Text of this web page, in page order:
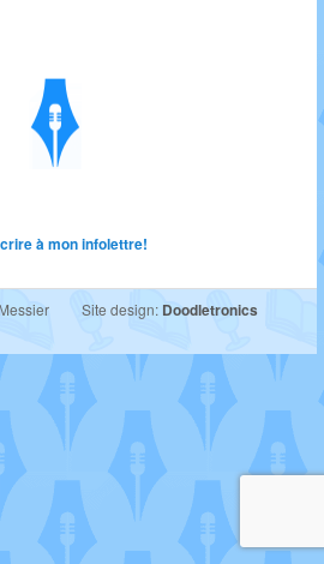
à mon infolettre!
Site design: Doodletronics